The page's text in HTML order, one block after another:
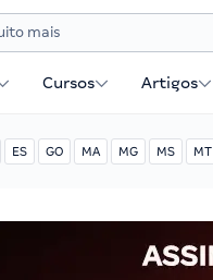
Cursos Artigos
ES GO MA MG MS MT